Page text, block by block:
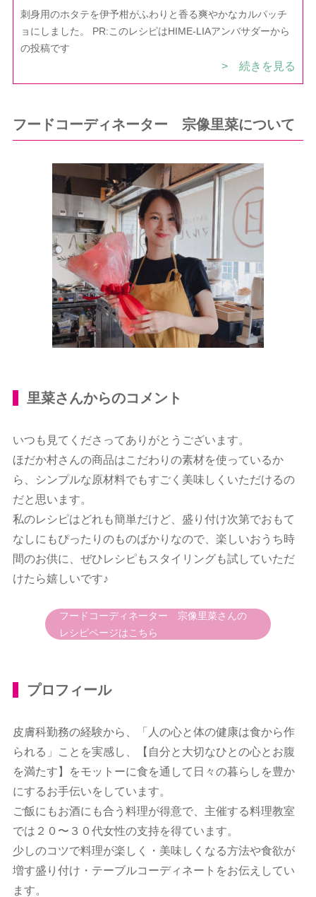
刺身用のホタテを伊予柑がふわりと香る爽やかなカルパッチ
ョにしました。 PR:このレシピはHIME-LIAアンバサダーから
の投稿です
> 続きを見る
フードコーディネーター 宗像里菜について
里菜さんからのコメント
いつも見てくださってありがとうございます。
ほだか村さんの商品はこだわりの素材を使っているか
ら、シンプルな原材料でもすごく美味しくいただけるの
だと思います。
私のレシピはどれも簡単だけど、盛り付け次第でおもて
なしにもぴったりのものばかりなので、楽しいおうち時
間のお供に、ぜひレシピもスタイリングも試していただ
けたら嬉しいです♪
フードコーディネーター 宗像里菜さんの
レシピページはこちら
プロフィール
皮膚科勤務の経験から、「人の心と体の健康は食から作
られる」ことを実感し、【自分と大切なひとの心とお腹
を満たす】をモットーに食を通して日々の暮らしを豊か
にするお手伝いをしています。
ご飯にもお酒にも合う料理が得意で、主催する料理教室
では２０〜３０代女性の支持を得ています。
少しのコツで料理が楽しく・美味しくなる方法や食欲が
増す盛り付け・テーブルコーディネートをお伝えしてい
ます。